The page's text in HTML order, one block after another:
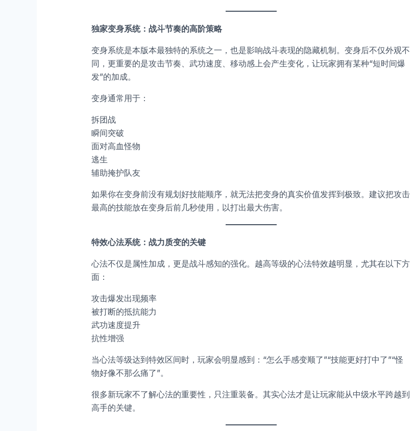
独家变身系统：战斗节奏的高阶策略
变身系统是本版本最独特的系统之一，也是影响战斗表现的隐藏机制。变身后不仅外观不
同，更重要的是攻击节奏、武功速度、移动感上会产生变化，让玩家拥有某种“短时间爆
发”的加成。
变身通常用于：
拆团战
瞬间突破
面对高血怪物
逃生
辅助掩护队友
如果你在变身前没有规划好技能顺序，就无法把变身的真实价值发挥到极致。建议把攻击
最高的技能放在变身后前几秒使用，以打出最大伤害。
特效心法系统：战力质变的关键
心法不仅是属性加成，更是战斗感知的强化。越高等级的心法特效越明显，尤其在以下方
面：
攻击爆发出现频率
被打断的抵抗能力
武功速度提升
抗性增强
当心法等级达到特效区间时，玩家会明显感到：“怎么手感变顺了”“技能更好打中了”“怪
物好像不那么痛了”。
很多新玩家不了解心法的重要性，只注重装备。其实心法才是让玩家能从中级水平跨越到
高手的关键。